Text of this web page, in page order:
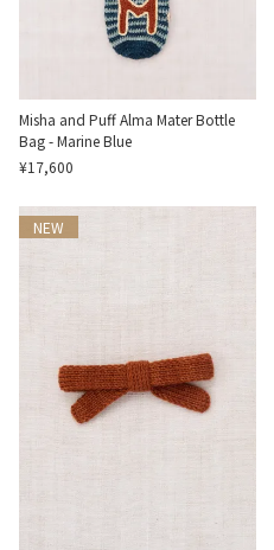
Misha and Puff Alma Mater Bottle
Bag - Marine Blue
¥17,600
NEW